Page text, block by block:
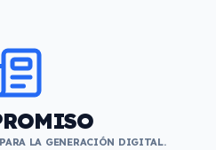
LA GENERACIÓN DIGITAL.